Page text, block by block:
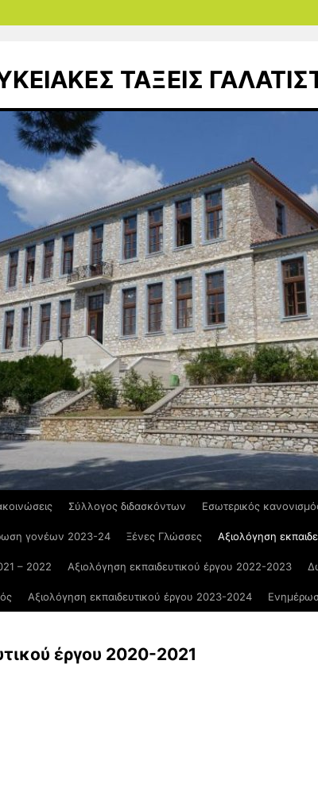
ΤΑΞΕΙΣ
Σύλλογος διδασκόντων Εσωτερικός
γονέων 2023-24 Ξένες Γλώσσες Αξιολόγηση
– 2022 Αξιολόγηση εκπαιδευτικού έργου 2022-2023
Αξιολόγηση εκπαιδευτικού έργου 2023-2024
έργου 2020-2021